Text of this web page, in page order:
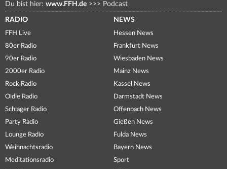
Du bist hier: www.FFH.de >>> Podcast
RADIO
FFH Live
80er Radio
90er Radio
2000er Radio
Rock Radio
Oldie Radio
Schlager Radio
Party Radio
Lounge Radio
Weihnachtsradio
Meditationsradio
NEWS
Hessen News
Frankfurt News
Wiesbaden News
Mainz News
Kassel News
Darmstadt News
Offenbach News
Gießen News
Fulda News
Bayern News
Sport